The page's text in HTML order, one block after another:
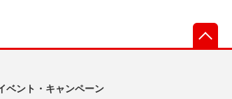
ベント・キャンペーン